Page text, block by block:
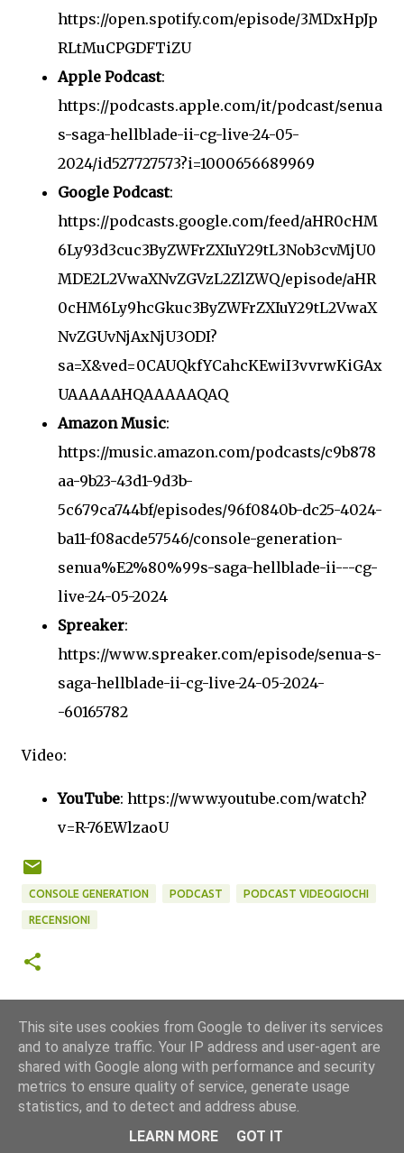
https://open.spotify.com/episode/3MDxHpJp
RLtMuCPGDFTiZU
Apple Podcast:
https://podcasts.apple.com/it/podcast/senua
s-saga-hellblade-ii-cg-live-24-05-
2024/id527727573?i=1000656689969
Google Podcast:
https://podcasts.google.com/feed/aHR0cHM
6Ly93d3cuc3ByZWFrZXIuY29tL3Nob3cvMjU0
MDE2L2VwaXNvZGVzL2ZlZWQ/episode/aHR
0cHM6Ly9hcGkuc3ByZWFrZXIuY29tL2VwaX
NvZGUvNjAxNjU3ODI?
sa=X&ved=0CAUQkfYCahcKEwiI3vvrwKiGAx
UAAAAAHQAAAAAQAQ
Amazon Music:
https://music.amazon.com/podcasts/c9b878
aa-9b23-43d1-9d3b-
5c679ca744bf/episodes/96f0840b-dc25-4024-
ba11-f08acde57546/console-generation-
senua%E2%80%99s-saga-hellblade-ii---cg-
live-24-05-2024
Spreaker:
https://www.spreaker.com/episode/senua-s-
saga-hellblade-ii-cg-live-24-05-2024-
-60165782
Video:
YouTube: https://www.youtube.com/watch?
v=R-76EWlzaoU
CONSOLE GENERATION PODCAST PODCAST VIDEOGIOCHI
RECENSIONI
Powered by Blogger
This site uses cookies from Google to deliver its services
and to analyze traffic. Your IP address and user-agent are
shared with Google along with performance and security
metrics to ensure quality of service, generate usage
statistics, and to detect and address abuse.
LEARN MORE
GOT IT